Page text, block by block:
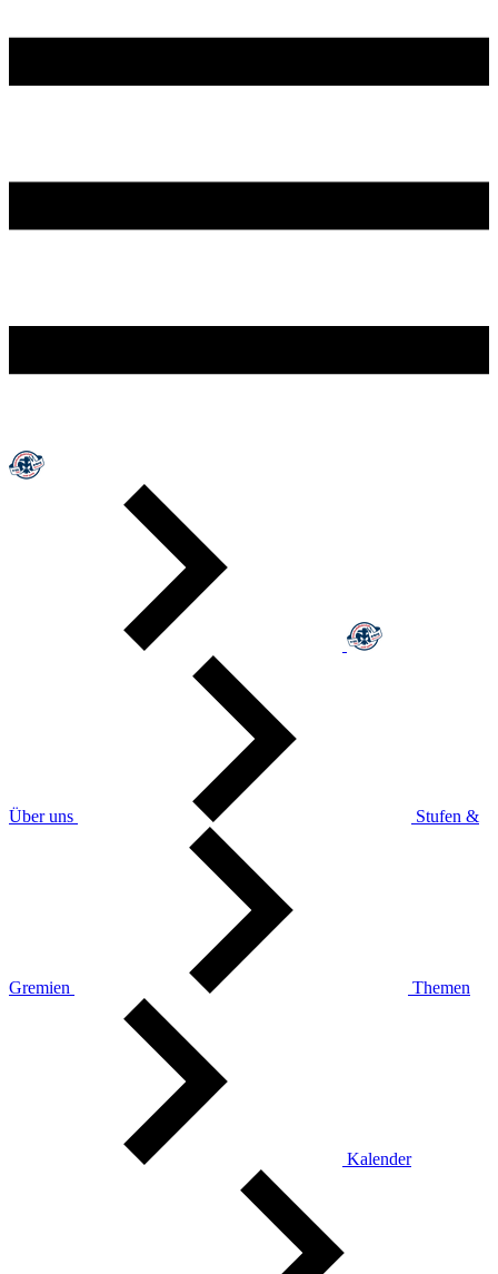
Über uns Stufen &
Gremien Themen
Kalender